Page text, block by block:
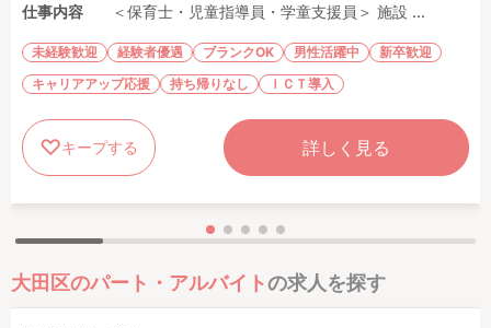
仕事内容
＜保育士・児童指導員・学童支援員＞ 施設 ...
未経験歓迎 経験者優遇 ブランクOK 男性活躍中
新卒歓迎
キャリアアップ応援
持ち帰りなし ＩＣＴ導入
キープする 詳しく見る
大田区のパート・アルバイトの求人を探す